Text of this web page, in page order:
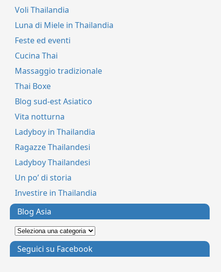
Voli Thailandia
Luna di Miele in Thailandia
Feste ed eventi
Cucina Thai
Massaggio tradizionale
Thai Boxe
Blog sud-est Asiatico
Vita notturna
Ladyboy in Thailandia
Ragazze Thailandesi
Ladyboy Thailandesi
Un po’ di storia
Investire in Thailandia
Blog Asia
Seguici su Facebook